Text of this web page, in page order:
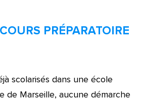
PRÉPARATOIRE
scolarisés dans une école
de Marseille, aucune démarche